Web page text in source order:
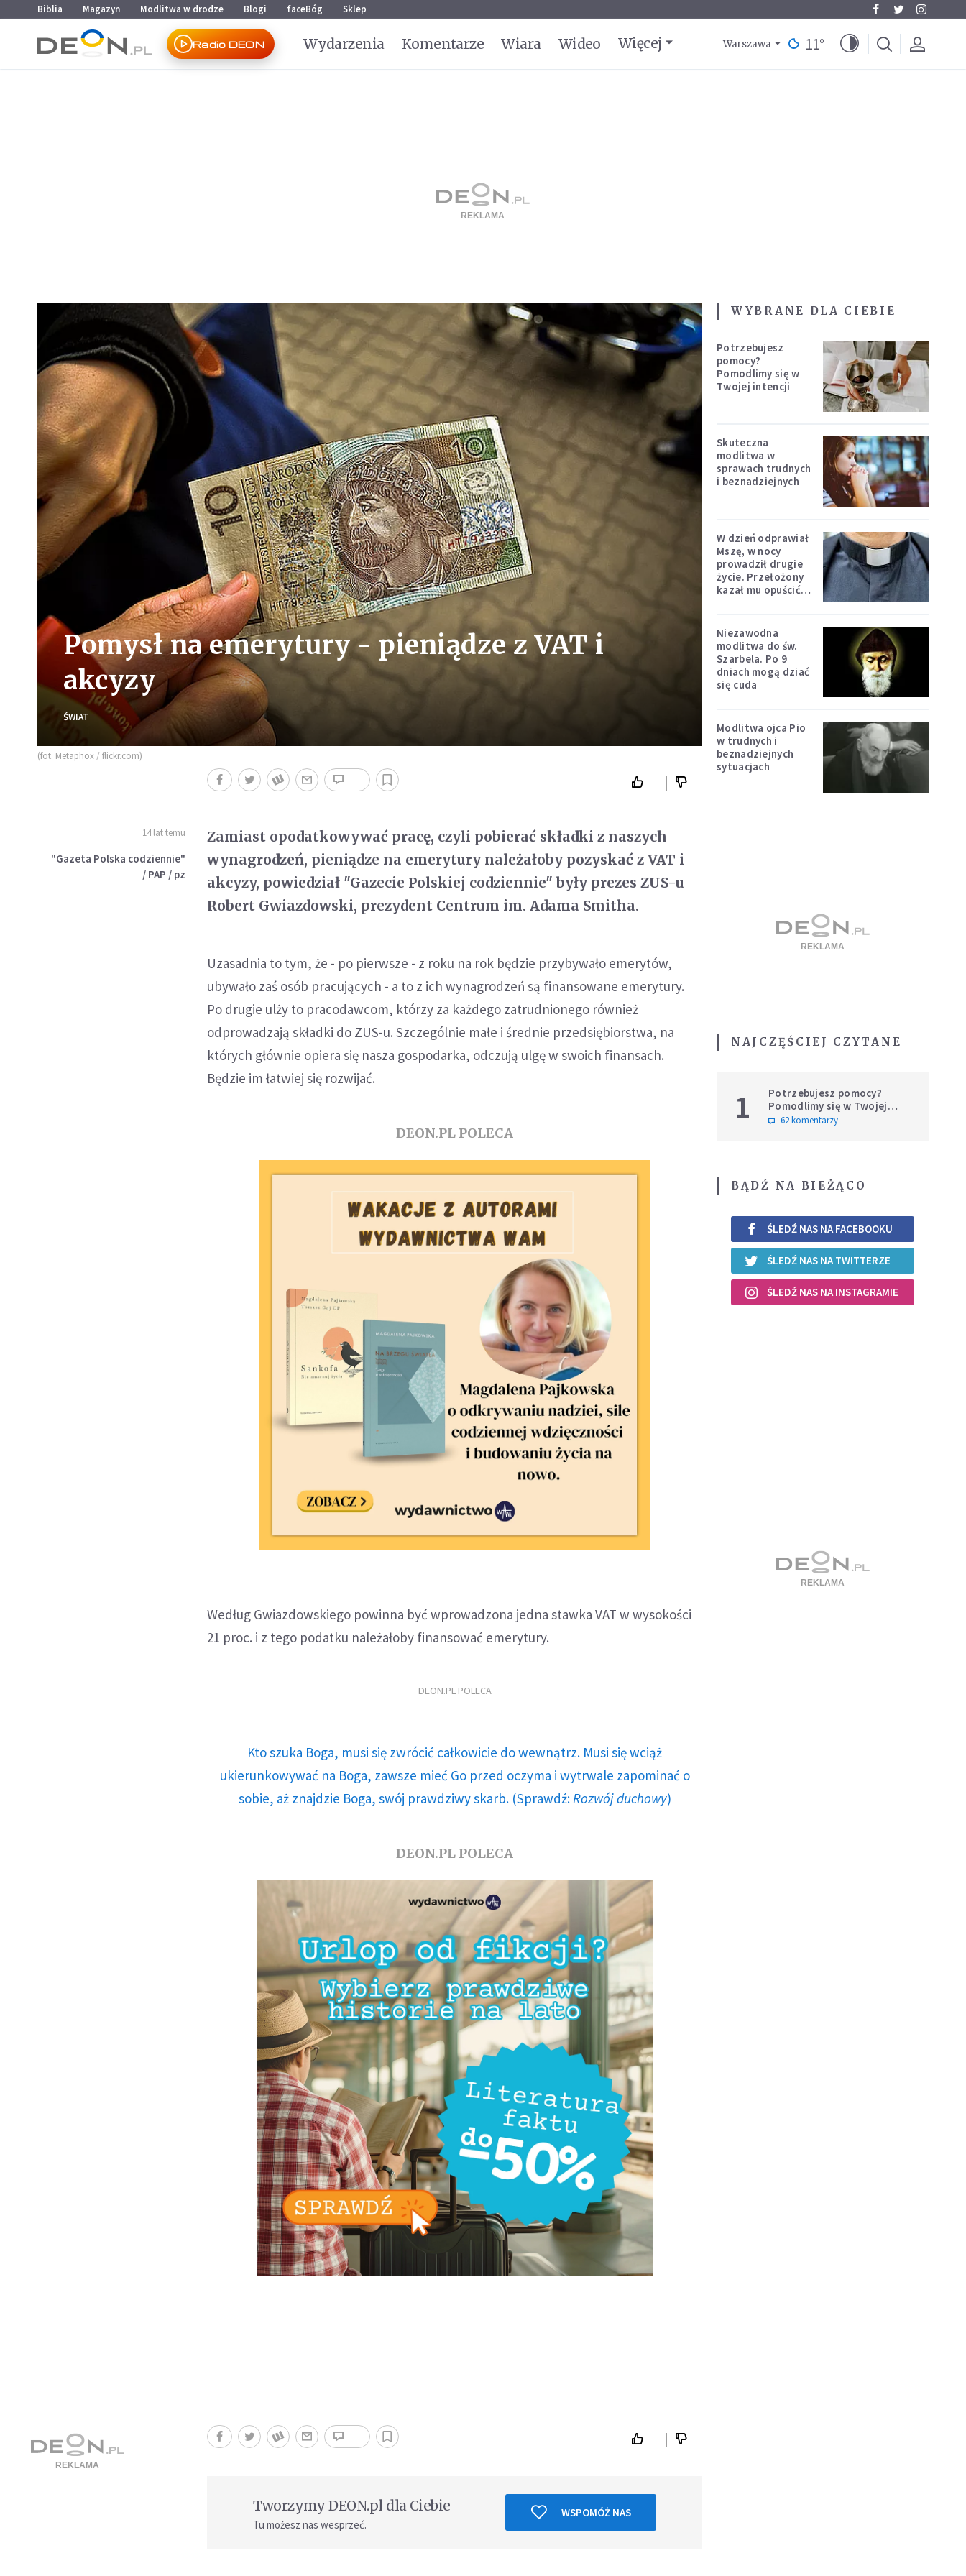
Przejdź do menu głównego
Przejdź do treści
Biblia Magazyn Modlitwa w drodze Blogi faceBóg Sklep
Radio DEON Wydarzenia Komentarze Wiara Wideo Więcej Warszawa 11°
Pomysł na emerytury - pieniądze z VAT i
akcyzy
ŚWIAT
(fot. Metaphox / flickr.com)
14 lat temu
"Gazeta Polska codziennie"
/ PAP / pz
Zamiast opodatkowywać pracę, czyli pobierać składki z naszych
wynagrodzeń, pieniądze na emerytury należałoby pozyskać z VAT i
akcyzy, powiedział "Gazecie Polskiej codziennie" były prezes ZUS-u
Robert Gwiazdowski, prezydent Centrum im. Adama Smitha.
Uzasadnia to tym, że - po pierwsze - z roku na rok będzie przybywało emerytów,
ubywało zaś osób pracujących - a to z ich wynagrodzeń są finansowane emerytury.
Po drugie ulży to pracodawcom, którzy za każdego zatrudnionego również
odprowadzają składki do ZUS-u. Szczególnie małe i średnie przedsiębiorstwa, na
których głównie opiera się nasza gospodarka, odczują ulgę w swoich finansach.
Będzie im łatwiej się rozwijać.
DEON.PL POLECA
Według Gwiazdowskiego powinna być wprowadzona jedna stawka VAT w wysokości
21 proc. i z tego podatku należałoby finansować emerytury.
DEON.PL POLECA
Kto szuka Boga, musi się zwrócić całkowicie do wewnątrz. Musi się wciąż
ukierunkowywać na Boga, zawsze mieć Go przed oczyma i wytrwale zapominać o
sobie, aż znajdzie Boga, swój prawdziwy skarb. (Sprawdź: Rozwój duchowy)
DEON.PL POLECA
Tworzymy DEON.pl dla Ciebie
Tu możesz nas wesprzeć.
WSPOMÓŻ NAS
WYBRANE DLA CIEBIE
Potrzebujesz
pomocy?
Pomodlimy się w
Twojej intencji
Skuteczna
modlitwa w
sprawach trudnych
i beznadziejnych
W dzień odprawiał
Mszę, w nocy
prowadził drugie
życie. Przełożony
kazał mu opuścić
Niezawodna
modlitwa do św.
Szarbela. Po 9
dniach mogą dziać
się cuda
Modlitwa ojca Pio
w trudnych i
beznadziejnych
sytuacjach
NAJCZĘŚCIEJ CZYTANE
1
Potrzebujesz pomocy?
Pomodlimy się w Twojej
intencji
62 komentarzy
BĄDŹ NA BIEŻĄCO
ŚLEDŹ NAS NA FACEBOOKU
ŚLEDŹ NAS NA TWITTERZE
ŚLEDŹ NAS NA INSTAGRAMIE